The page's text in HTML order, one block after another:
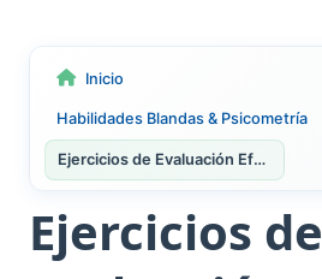
Inicio
Habilidades Blandas & Psicometría
Ejercicios de Evaluación Efectivos: Técnicas para Centros de Evaluación
Ejercicios de